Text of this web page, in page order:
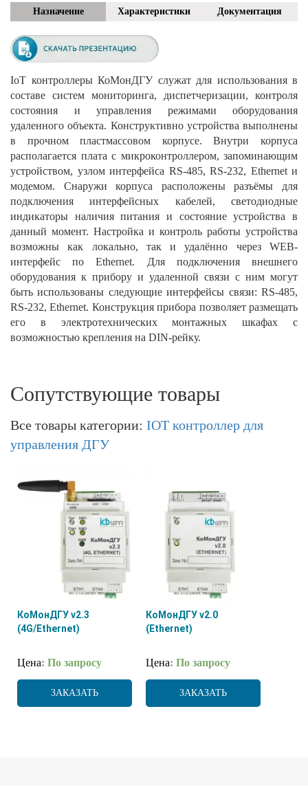
Назначение Характеристики Документация
IoT контроллеры КоМонДГУ служат для использования в
составе систем мониторинга, диспетчеризации, контроля
состояния и управления режимами оборудования
удаленного объекта. Конструктивно устройства выполнены
в прочном пластмассовом корпусе. Внутри корпуса
располагается плата с микроконтроллером, запоминающим
устройством, узлом интерфейса RS-485, RS-232, Ethernet и
модемом. Снаружи корпуса расположены разъёмы для
подключения интерфейсных кабелей, светодиодные
индикаторы наличия питания и состояние устройства в
данный момент. Настройка и контроль работы устройства
возможны как локально, так и удалённо через WEB-
интерфейс по Ethernet. Для подключения внешнего
оборудования к прибору и удаленной связи с ним могут
быть использованы следующие интерфейсы связи: RS-485,
RS-232, Ethernet. Конструкция прибора позволяет размещать
его в электротехнических монтажных шкафах с
возможностью крепления на DIN-рейку.
Сопутствующие товары
Все товары категории: IOT контроллер для
управления ДГУ
КоМонДГУ v2.3
(4G/Ethernet)
Цена: По запросу
ЗАКАЗАТЬ
КоМонДГУ v2.0
(Ethernet)
Цена: По запросу
ЗАКАЗАТЬ